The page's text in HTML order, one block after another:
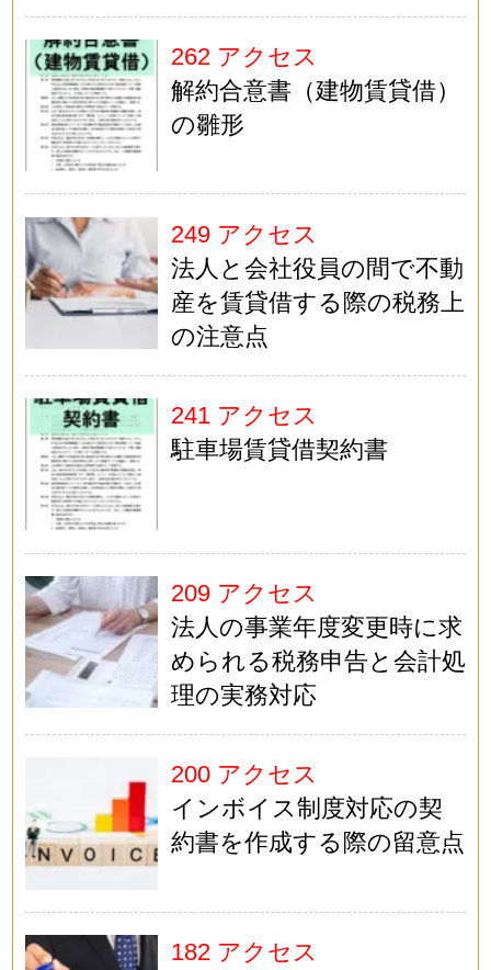
262 アクセス
解約合意書（建物賃貸借）
の雛形
249 アクセス
法人と会社役員の間で不動
産を賃貸借する際の税務上
の注意点
241 アクセス
駐車場賃貸借契約書
209 アクセス
法人の事業年度変更時に求
められる税務申告と会計処
理の実務対応
200 アクセス
インボイス制度対応の契
約書を作成する際の留意点
182 アクセス